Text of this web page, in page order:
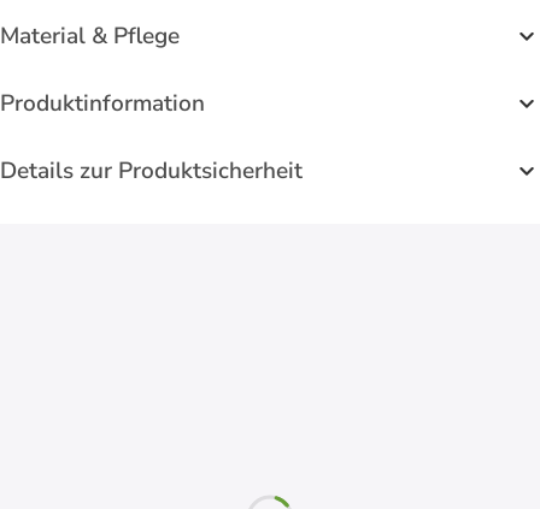
Material & Pflege
Produktinformation
Details zur Produktsicherheit